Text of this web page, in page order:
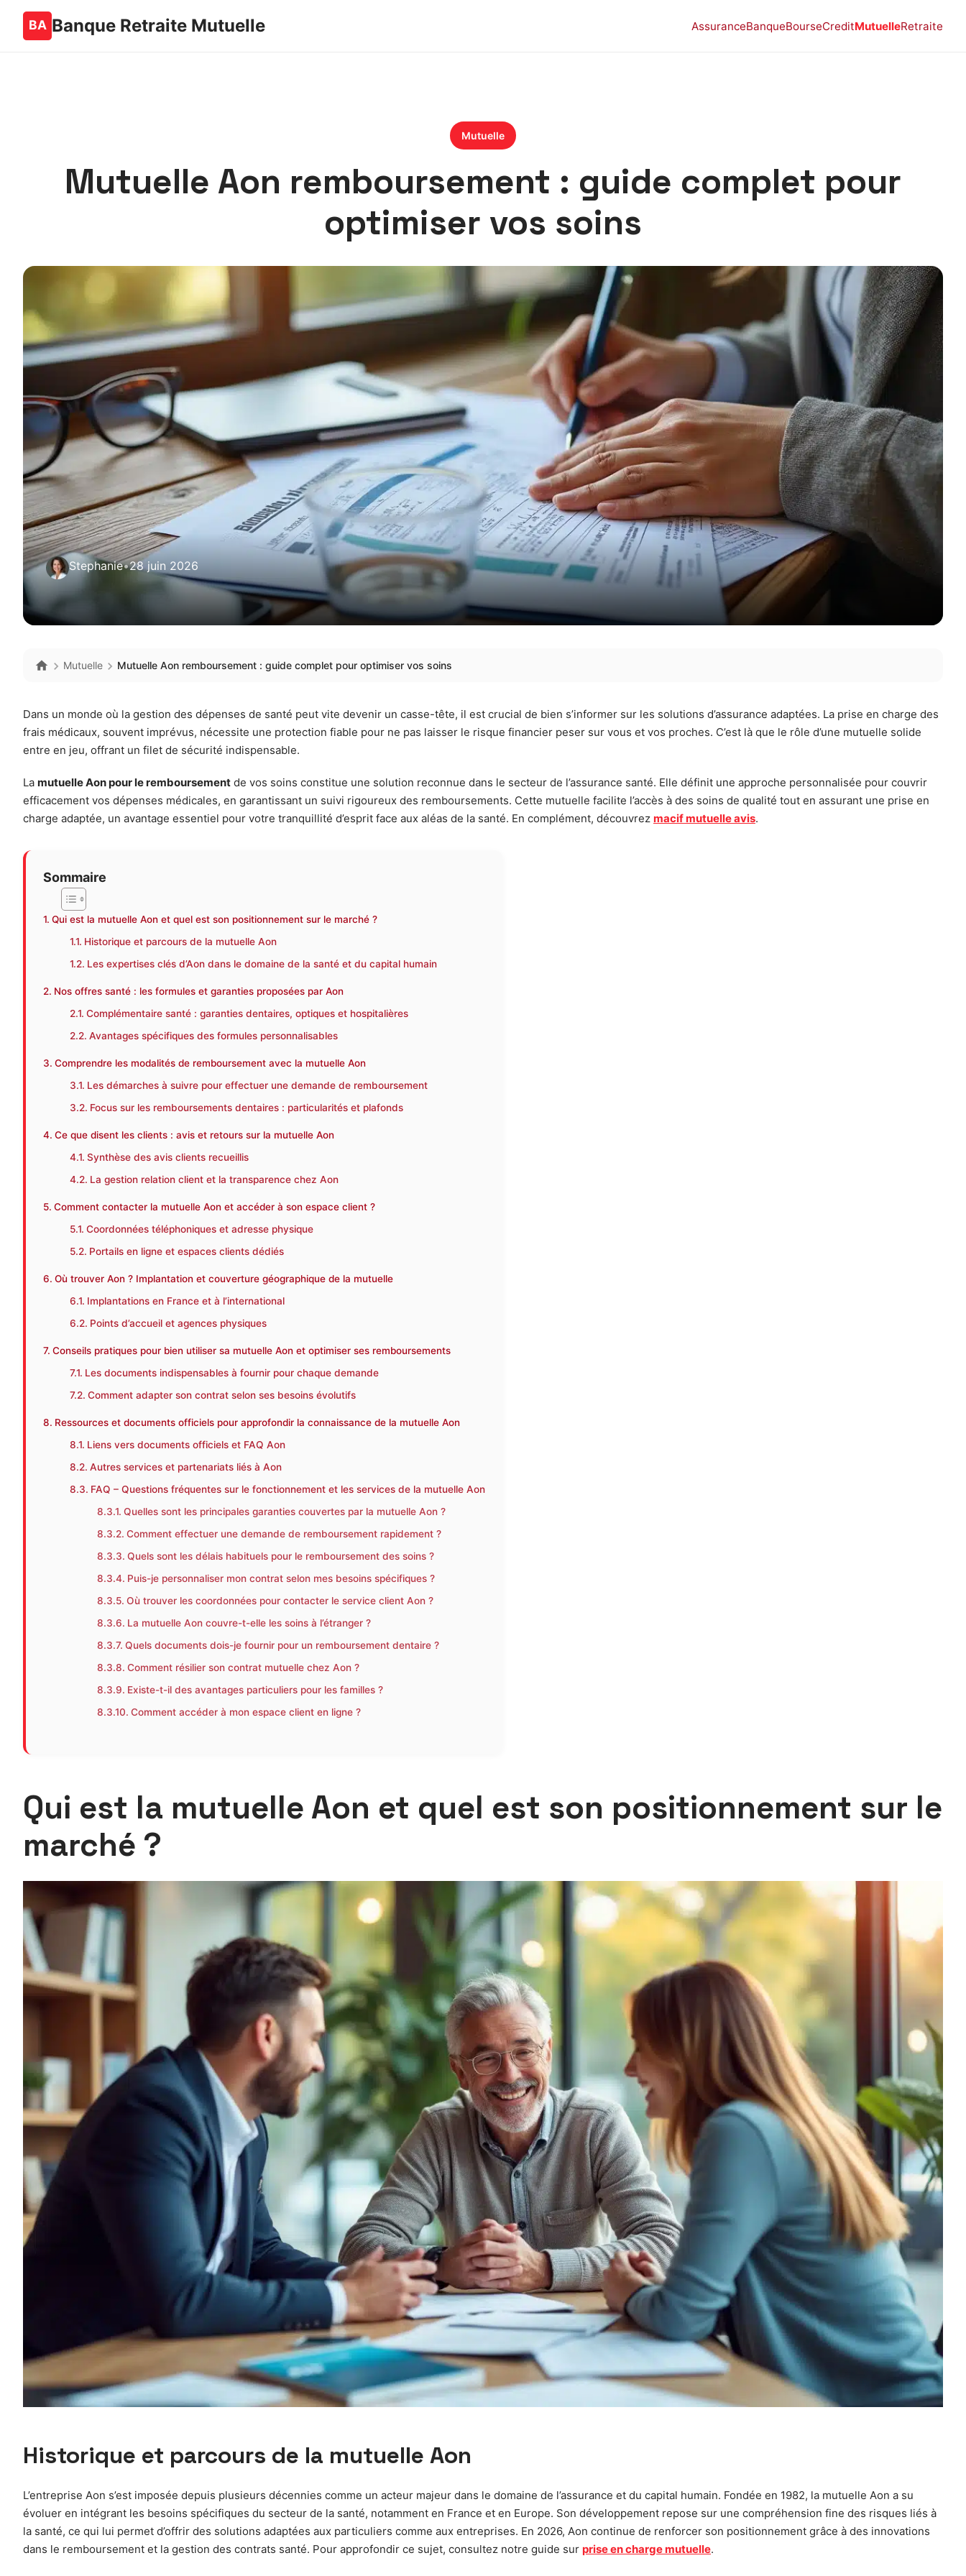
Banque Retraite Mutuelle AssuranceBanqueBourseCreditMutuelleRetraite
Mutuelle
Mutuelle Aon remboursement : guide complet pour
optimiser vos soins
Stephanie•28 juin 2026
Mutuelle Mutuelle Aon remboursement : guide complet pour optimiser vos soins
Dans un monde où la gestion des dépenses de santé peut vite devenir un casse-tête, il est crucial de bien s’informer sur les solutions d’assurance adaptées. La prise en charge des
frais médicaux, souvent imprévus, nécessite une protection fiable pour ne pas laisser le risque financier peser sur vous et vos proches. C’est là que le rôle d’une mutuelle solide
entre en jeu, offrant un filet de sécurité indispensable.
La mutuelle Aon pour le remboursement de vos soins constitue une solution reconnue dans le secteur de l’assurance santé. Elle définit une approche personnalisée pour couvrir
efficacement vos dépenses médicales, en garantissant un suivi rigoureux des remboursements. Cette mutuelle facilite l’accès à des soins de qualité tout en assurant une prise en
charge adaptée, un avantage essentiel pour votre tranquillité d’esprit face aux aléas de la santé. En complément, découvrez macif mutuelle avis.
Sommaire
Qui est la mutuelle Aon et quel est son positionnement sur le marché ?
Historique et parcours de la mutuelle Aon
Les expertises clés d’Aon dans le domaine de la santé et du capital humain
Nos offres santé : les formules et garanties proposées par Aon
Complémentaire santé : garanties dentaires, optiques et hospitalières
Avantages spécifiques des formules personnalisables
Comprendre les modalités de remboursement avec la mutuelle Aon
Les démarches à suivre pour effectuer une demande de remboursement
Focus sur les remboursements dentaires : particularités et plafonds
Ce que disent les clients : avis et retours sur la mutuelle Aon
Synthèse des avis clients recueillis
La gestion relation client et la transparence chez Aon
Comment contacter la mutuelle Aon et accéder à son espace client ?
Coordonnées téléphoniques et adresse physique
Portails en ligne et espaces clients dédiés
Où trouver Aon ? Implantation et couverture géographique de la mutuelle
Implantations en France et à l’international
Points d’accueil et agences physiques
Conseils pratiques pour bien utiliser sa mutuelle Aon et optimiser ses remboursements
Les documents indispensables à fournir pour chaque demande
Comment adapter son contrat selon ses besoins évolutifs
Ressources et documents officiels pour approfondir la connaissance de la mutuelle Aon
Liens vers documents officiels et FAQ Aon
Autres services et partenariats liés à Aon
FAQ – Questions fréquentes sur le fonctionnement et les services de la mutuelle Aon
Quelles sont les principales garanties couvertes par la mutuelle Aon ?
Comment effectuer une demande de remboursement rapidement ?
Quels sont les délais habituels pour le remboursement des soins ?
Puis-je personnaliser mon contrat selon mes besoins spécifiques ?
Où trouver les coordonnées pour contacter le service client Aon ?
La mutuelle Aon couvre-t-elle les soins à l’étranger ?
Quels documents dois-je fournir pour un remboursement dentaire ?
Comment résilier son contrat mutuelle chez Aon ?
Existe-t-il des avantages particuliers pour les familles ?
Comment accéder à mon espace client en ligne ?
Qui est la mutuelle Aon et quel est son positionnement sur le
marché ?
Historique et parcours de la mutuelle Aon
L’entreprise Aon s’est imposée depuis plusieurs décennies comme un acteur majeur dans le domaine de l’assurance et du capital humain. Fondée en 1982, la mutuelle Aon a su
évoluer en intégrant les besoins spécifiques du secteur de la santé, notamment en France et en Europe. Son développement repose sur une compréhension fine des risques liés à
la santé, ce qui lui permet d’offrir des solutions adaptées aux particuliers comme aux entreprises. En 2026, Aon continue de renforcer son positionnement grâce à des innovations
dans le remboursement et la gestion des contrats santé. Pour approfondir ce sujet, consultez notre guide sur prise en charge mutuelle.